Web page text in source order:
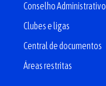
Conselho Administrativo
Clubes e ligas
Central de documentos
Áreas restritas